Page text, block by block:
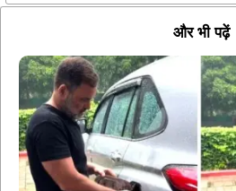
और भी पढ़ें